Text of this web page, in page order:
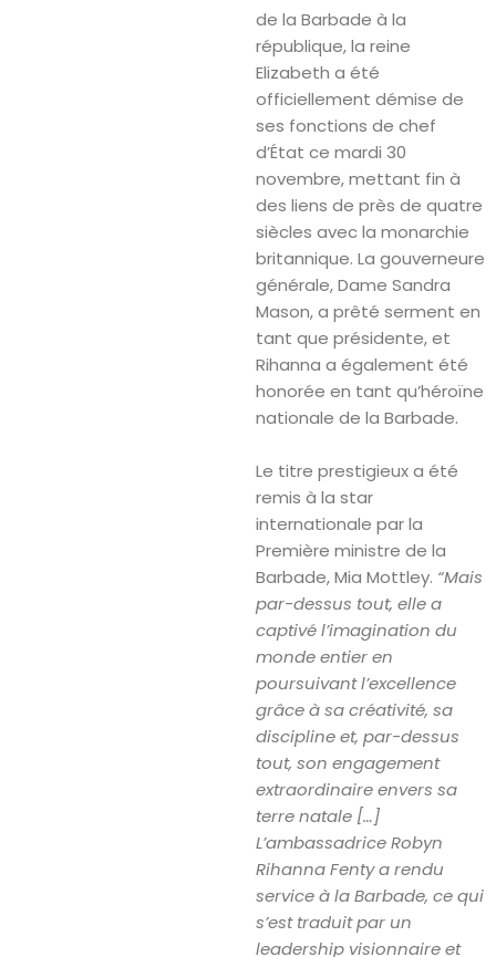
de la Barbade à la
république, la reine
Elizabeth a été
officiellement démise de
ses fonctions de chef
d’État ce mardi 30
novembre, mettant fin à
des liens de près de quatre
siècles avec la monarchie
britannique. La gouverneure
générale, Dame Sandra
Mason, a prêté serment en
tant que présidente, et
Rihanna a également été
honorée en tant qu’héroïne
nationale de la Barbade.
Le titre prestigieux a été
remis à la star
internationale par la
Première ministre de la
Barbade, Mia Mottley. “Mais
par-dessus tout, elle a
captivé l’imagination du
monde entier en
poursuivant l’excellence
grâce à sa créativité, sa
discipline et, par-dessus
tout, son engagement
extraordinaire envers sa
terre natale […]
L’ambassadrice Robyn
Rihanna Fenty a rendu
service à la Barbade, ce qui
s’est traduit par un
leadership visionnaire et